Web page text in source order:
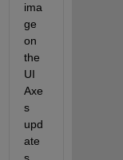
ima
ge
on
the
UI
Axe
s
upd
ate